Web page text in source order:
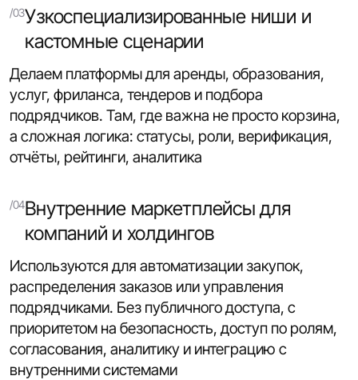
Узкоспециализированные ниши и
кастомные сценарии
Делаем платформы для аренды, образования,
услуг, фриланса, тендеров и подбора
подрядчиков. Там, где важна не просто корзина,
а сложная логика: статусы, роли, верификация,
отчёты, рейтинги, аналитика
Внутренние маркетплейсы для
компаний и холдингов
Используются для автоматизации закупок,
распределения заказов или управления
подрядчиками. Без публичного доступа, с
приоритетом на безопасность, доступ по ролям,
согласования, аналитику и интеграцию с
внутренними системами